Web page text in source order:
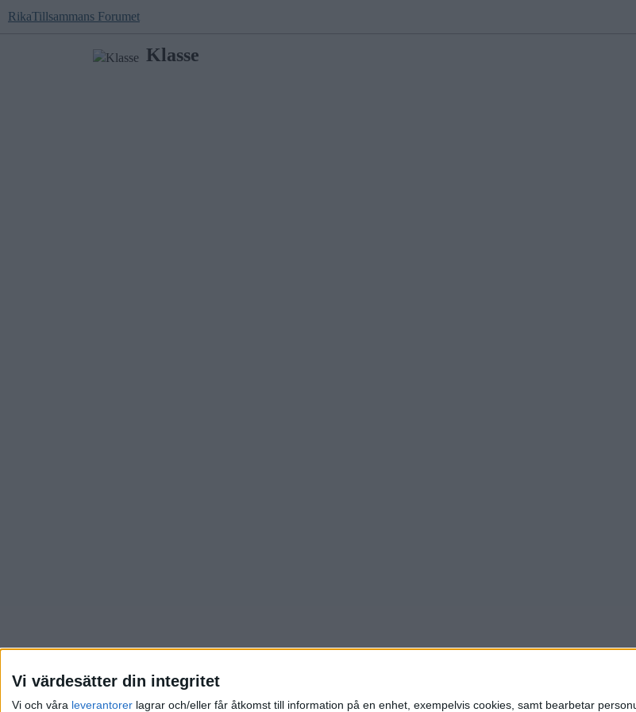
Vi värdesätter din integritet
Vi och våra leverantorer lagrar och/eller får åtkomst till information på en enhet, exempelvis cookies, samt bearbetar
RikaTillsammans Forumet
Klasse